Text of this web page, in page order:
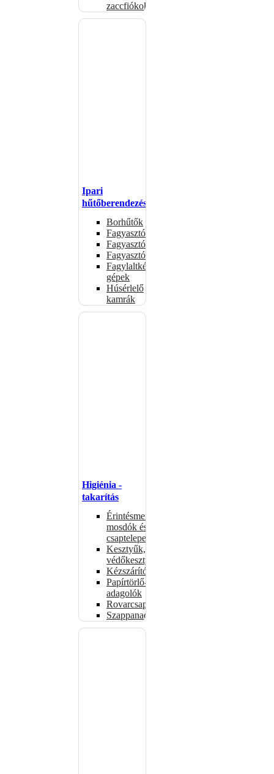
zaccfiókok
Ipari
hűtőberendezések
Borhűtők
Fagyasztóasztalok
Fagyasztóládák
Fagyasztószekrények
Fagylaltkészítő
gépek
Húsérlelő
kamrák
Higiénia -
takarítás
Érintésmentes
mosdók és
csaptelepek
Kesztyűk,
védőkesztyűk
Kézszárítók
Papírtörlő-
adagolók
Rovarcsapdák
Szappanadagolók